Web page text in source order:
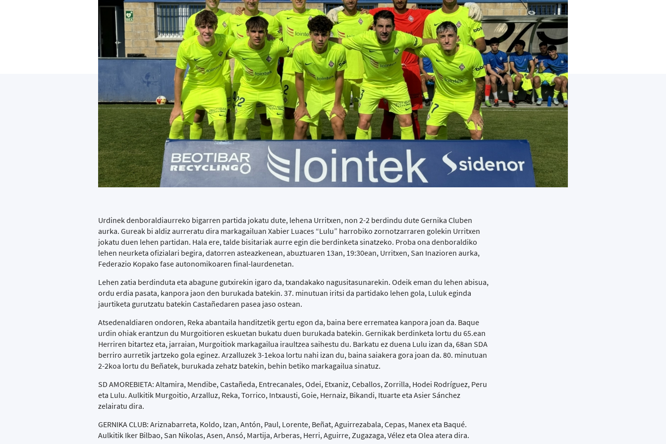
Urdinek denboraldiaurreko bigarren partida jokatu dute, lehena Urritxen, non 2-2 berdindu dute Gernika Cluben
aurka. Gureak bi aldiz aurreratu dira markagailuan Xabier Luaces “Lulu” harrobiko zornotzarraren golekin Urritxen
jokatu duen lehen partidan. Hala ere, talde bisitariak aurre egin die berdinketa sinatzeko. Proba ona denboraldiko
lehen neurketa ofizialari begira, datorren asteazkenean, abuztuaren 13an, 19:30ean, Urritxen, San Inazioren aurka,
Federazio Kopako fase autonomikoaren final-laurdenetan.
Lehen zatia berdinduta eta abagune gutxirekin igaro da, txandakako nagusitasunarekin. Odeik eman du lehen abisua,
ordu erdia pasata, kanpora jaon den burukada batekin. 37. minutuan iritsi da partidako lehen gola, Luluk eginda
jaurtiketa gurutzatu batekin Castañedaren pasea jaso ostean.
Atsedenaldiaren ondoren, Reka abantaila handitzetik gertu egon da, baina bere errematea kanpora joan da. Baque
urdin ohiak erantzun du Murgoitioren eskuetan bukatu duen burukada batekin. Gernikak berdinketa lortu du 65.ean
Herriren bitartez eta, jarraian, Murgoitiok markagailua iraultzea saihestu du. Barkatu ez duena Lulu izan da, 68an SDA
berriro aurretik jartzeko gola eginez. Arzalluzek 3-1ekoa lortu nahi izan du, baina saiakera gora joan da. 80. minutuan
2-2koa lortu du Beñatek, burukada zehatz batekin, behin betiko markagailua sinatuz.
SD AMOREBIETA: Altamira, Mendibe, Castañeda, Entrecanales, Odei, Etxaniz, Ceballos, Zorrilla, Hodei Rodríguez, Peru
eta Lulu. Aulkitik Murgoitio, Arzalluz, Reka, Torrico, Intxausti, Goie, Hernaiz, Bikandi, Ituarte eta Asier Sánchez
zelairatu dira.
GERNIKA CLUB: Ariznabarreta, Koldo, Izan, Antón, Paul, Lorente, Beñat, Aguirrezabala, Cepas, Manex eta Baqué.
Aulkitik Iker Bilbao, San Nikolas, Asen, Ansó, Martija, Arberas, Herri, Aguirre, Zugazaga, Vélez eta Olea atera dira.